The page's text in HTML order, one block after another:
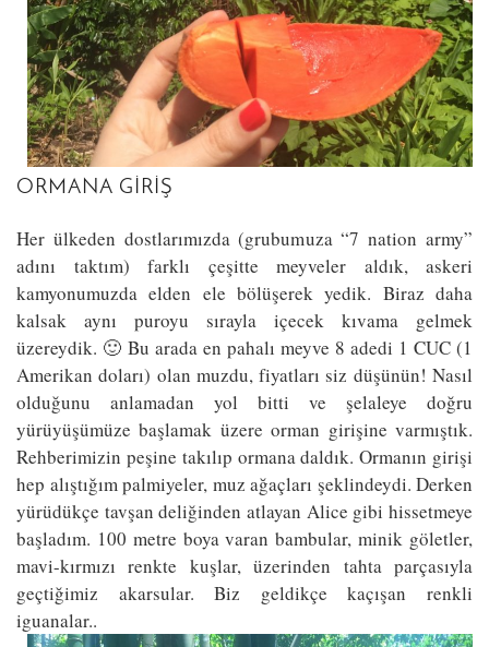
ORMANA GIRIŞ
Her ülkeden dostlarımızda (grubumuza “7 nation army”
adını taktım) farklı çeşitte meyveler aldık, askeri
kamyonumuzda elden ele bölüşerek yedik. Biraz daha
kalsak aynı puroyu sırayla içecek kıvama gelmek
üzereydik. 🙂 Bu arada en pahalı meyve 8 adedi 1 CUC (1
Amerikan doları) olan muzdu, fiyatları siz düşünün! Nasıl
olduğunu anlamadan yol bitti ve şelaleye doğru
yürüyüşümüze başlamak üzere orman girişine varmıştık.
Rehberimizin peşine takılıp ormana daldık. Ormanın girişi
hep alıştığım palmiyeler, muz ağaçları şeklindeydi. Derken
yürüdükçe tavşan deliğinden atlayan Alice gibi hissetmeye
başladım. 100 metre boya varan bambular, minik göletler,
mavi-kırmızı renkte kuşlar, üzerinden tahta parçasıyla
geçtiğimiz akarsular. Biz geldikçe kaçışan renkli
iguanalar..